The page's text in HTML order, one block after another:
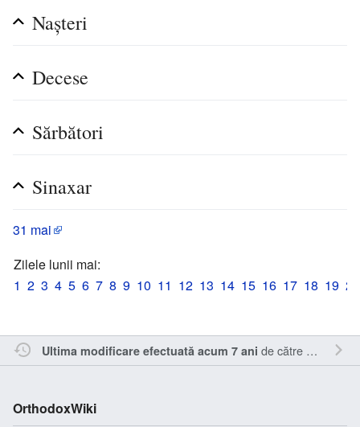
Nașteri
Decese
Sărbători
Sinaxar
31 mai
Zilele lunii mai:
1 2 3 4 5 6 7 8 9 10 11 12 13 14 15 16 17 18 19 20
Ultima modificare efectuată acum 7 ani de către Sîmbotin
OrthodoxWiki